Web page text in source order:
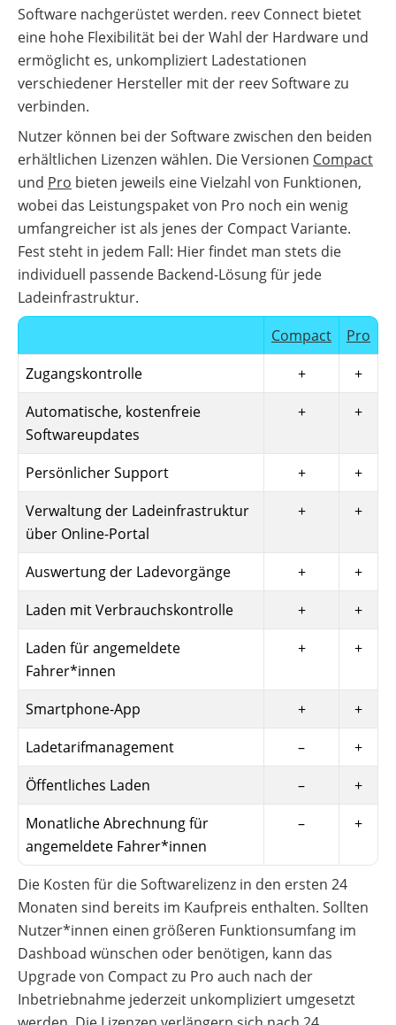
Software nachgerüstet werden. reev Connect bietet
eine hohe Flexibilität bei der Wahl der Hardware und
ermöglicht es, unkompliziert Ladestationen
verschiedener Hersteller mit der reev Software zu
verbinden.
Nutzer können bei der Software zwischen den beiden
erhältlichen Lizenzen wählen. Die Versionen Compact
und Pro bieten jeweils eine Vielzahl von Funktionen,
wobei das Leistungspaket von Pro noch ein wenig
umfangreicher ist als jenes der Compact Variante.
Fest steht in jedem Fall: Hier findet man stets die
individuell passende Backend-Lösung für jede
Ladeinfrastruktur.
Compact
Pro
Zugangskontrolle
+
+
Automatische, kostenfreie
Softwareupdates
+ +
Persönlicher Support +
+
Verwaltung der Ladeinfrastruktur
über Online-Portal
+ +
Auswertung der Ladevorgänge +
+
Laden mit Verbrauchskontrolle
+
+
Laden für angemeldete
Fahrer*innen
+ +
Smartphone-App +
+
Ladetarifmanagement
–
+
Öffentliches Laden
–
+
Monatliche Abrechnung für
angemeldete Fahrer*innen
– +
Die Kosten für die Softwarelizenz in den ersten 24
Monaten sind bereits im Kaufpreis enthalten. Sollten
Nutzer*innen einen größeren Funktionsumfang im
Dashboad wünschen oder benötigen, kann das
Upgrade von Compact zu Pro auch nach der
Inbetriebnahme jederzeit unkompliziert umgesetzt